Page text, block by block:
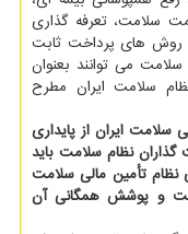
سلامت، تعرفه گذاری
روش های پرداخت ثابت
می توانند بعنوان
سلامت ایران مطرح
سلامت ایران از پایداری
نظام سلامت باید
نظام تأمین مالی سلامت
و پوشش همگانی آن